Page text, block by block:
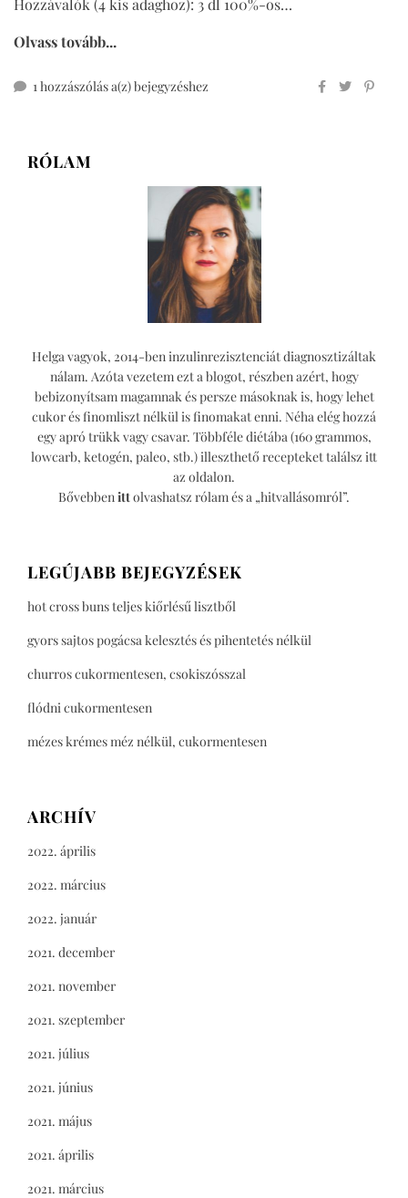
Hozzávalók (4 kis adaghoz): 3 dl 100%-os…
Olvass tovább...
1 hozzászólás a(z)kinderpunsch
bejegyzéshez
RÓLAM
Helga vagyok, 2014-ben inzulinrezisztenciát diagnosztizáltak
nálam. Azóta vezetem ezt a blogot, részben azért, hogy
bebizonyítsam magamnak és persze másoknak is, hogy lehet
cukor és finomliszt nélkül is finomakat enni. Néha elég hozzá
egy apró trükk vagy csavar. Többféle diétába (160 grammos,
lowcarb, ketogén, paleo, stb.) illeszthető recepteket találsz itt
az oldalon.
Bővebben ittolvashatsz rólam és a „hitvallásomról”.
LEGÚJABB BEJEGYZÉSEK
hot cross buns teljes kiőrlésű lisztből
gyors sajtos pogácsa kelesztés és pihentetés nélkül
churros cukormentesen, csokiszósszal
flódni cukormentesen
mézes krémes méz nélkül, cukormentesen
ARCHÍV
2022. április
2022. március
2022. január
2021. december
2021. november
2021. szeptember
2021. július
2021. június
2021. május
2021. április
2021. március